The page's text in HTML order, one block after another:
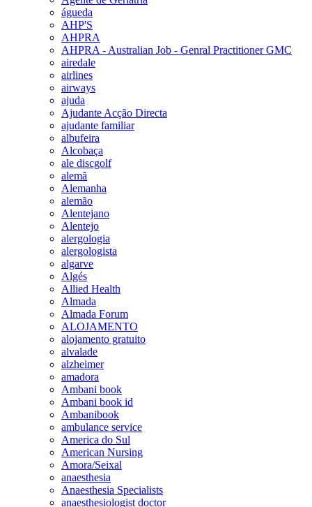
águeda
AHP'S
AHPRA
AHPRA - Australian Job - Genral Practitioner GMC
airedale
airlines
airways
ajuda
Ajudante Acção Directa
ajudante familiar
albufeira
Alcobaça
ale discgolf
alemã
Alemanha
alemão
Alentejano
Alentejo
alergologia
alergologista
algarve
Algés
Allied Health
Almada
Almada Forum
ALOJAMENTO
alojamento gratuito
alvalade
alzheimer
amadora
Ambani book
Ambani book id
Ambanibook
ambulance service
America do Sul
American Nursing
Amora/Seixal
anaesthesia
Anaesthesia Specialists
anaesthesiologist doctor